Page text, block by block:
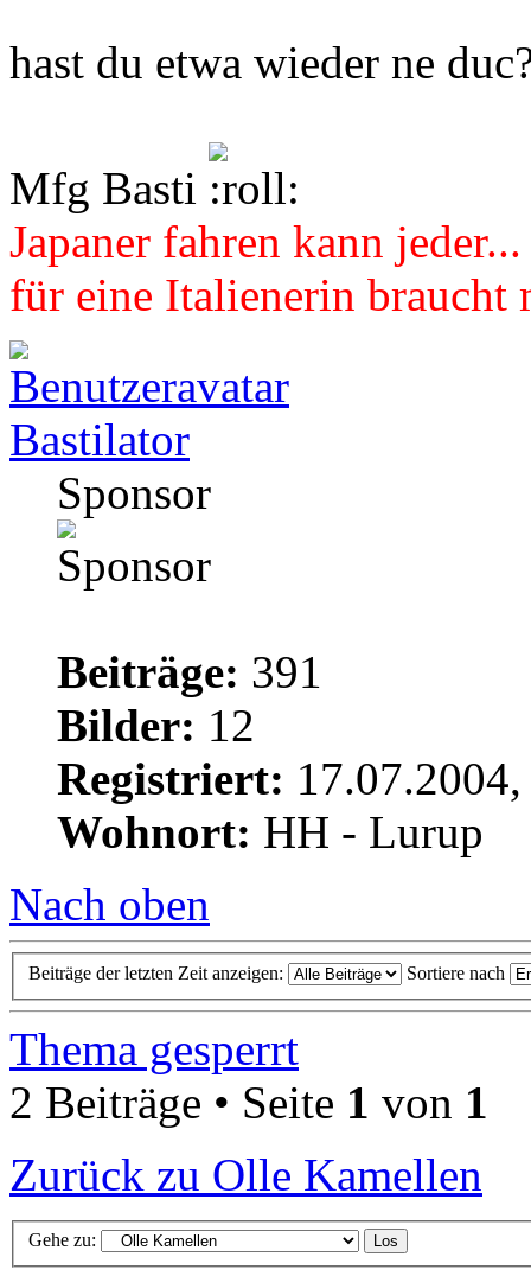
hast du etwa wieder ne
Mfg Basti
Japaner fahren kann jeder...
für eine Italienerin braucht
Bastilator
Sponsor
Beiträge: 391
Bilder: 12
Registriert:
Wohnort: HH - Lurup
Nach oben
Beiträge der letzten Zeit anzeigen: Sortiere nach
Thema gesperrt
2 Beiträge • Seite 1 von 1
Zurück zu Olle Kamellen
Gehe zu: